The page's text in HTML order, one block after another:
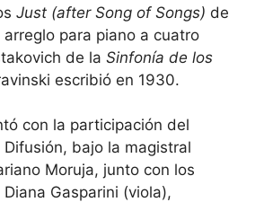
Just (after Song of Songs) de
para piano a cuatro
de la Sinfonía de los
escribió en 1930.
con la participación del
Difusión, bajo la magistral
Moruja, junto con los
Gasparini (viola),